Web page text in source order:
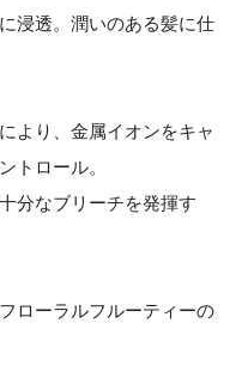
浸透。潤いのある髪に仕
より、金属イオンをキャ
トロール。
分なブリーチを発揮す
ローラルフルーティーの